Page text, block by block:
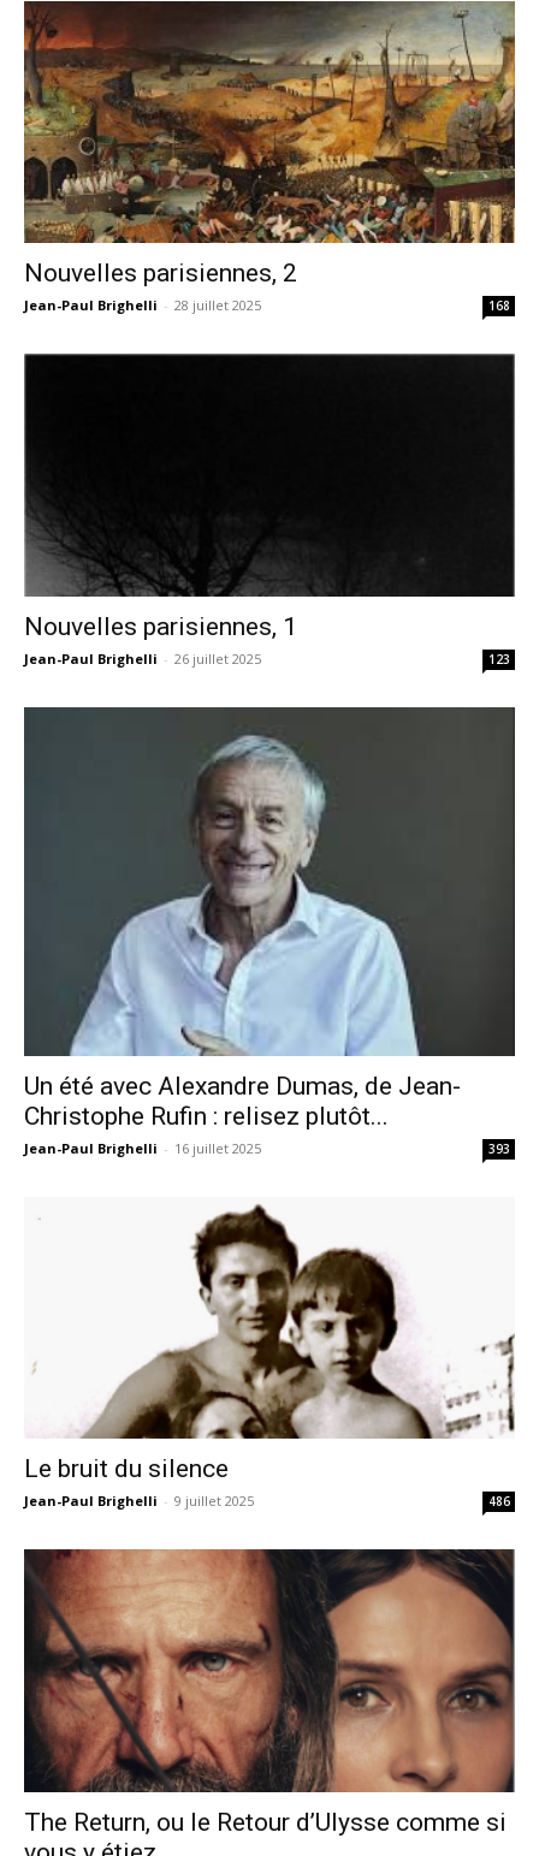
Nouvelles parisiennes, 2
Jean-Paul Brighelli - 28 juillet 2025 168
Nouvelles parisiennes, 1
Jean-Paul Brighelli - 26 juillet 2025 123
Un été avec Alexandre Dumas, de Jean-
Christophe Rufin : relisez plutôt...
Jean-Paul Brighelli - 16 juillet 2025 393
Le bruit du silence
Jean-Paul Brighelli - 9 juillet 2025 486
The Return, ou le Retour d’Ulysse comme si